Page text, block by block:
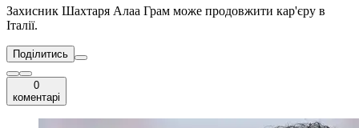
Захисник Шахтаря Алаа Грам може продовжити кар'єру в
Італії.
Поділитись
0
коментарі